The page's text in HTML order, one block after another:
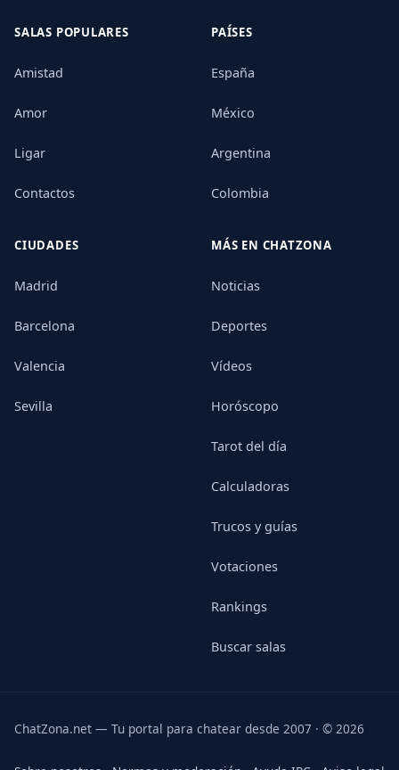
SALAS POPULARES
Amistad
Amor
Ligar
Contactos
PAÍSES
España
México
Argentina
Colombia
CIUDADES
Madrid
Barcelona
Valencia
Sevilla
MÁS EN CHATZONA
Noticias
Deportes
Vídeos
Horóscopo
Tarot del día
Calculadoras
Trucos y guías
Votaciones
Rankings
Buscar salas
ChatZona.net — Tu portal para chatear desde 2007 · © 2026